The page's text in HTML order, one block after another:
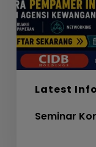
Latest Info
Seminar